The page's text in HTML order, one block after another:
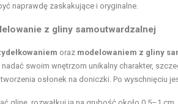
naprawdę zaskakujące i oryginalne.
z gliny samoutwardzalnej
oraz modelowaniem z gliny
swoim wnętrzom unikalny charakter,
osłonek na doniczki. Po wyschnięciu